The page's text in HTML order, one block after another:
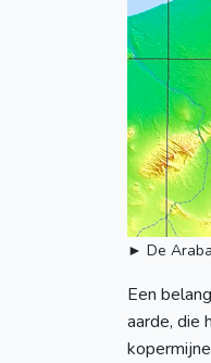
► De
Een
aarde, die